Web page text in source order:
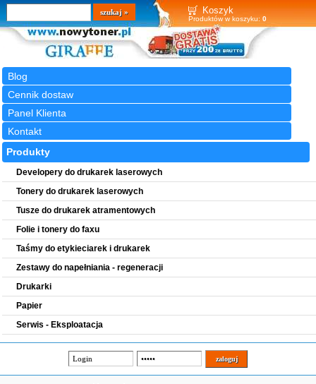
Koszyk
Produktów w koszyku: 0
Blog
Cennik dostaw
Panel Klienta
Kontakt
Wyszukiwarka
szukaj
Produkty
Developery do drukarek laserowych
Tonery do drukarek laserowych
Tusze do drukarek atramentowych
Folie i tonery do faxu
Taśmy do etykieciarek i drukarek
Zestawy do napełniania - regeneracji
Drukarki
Papier
Serwis - Eksploatacja